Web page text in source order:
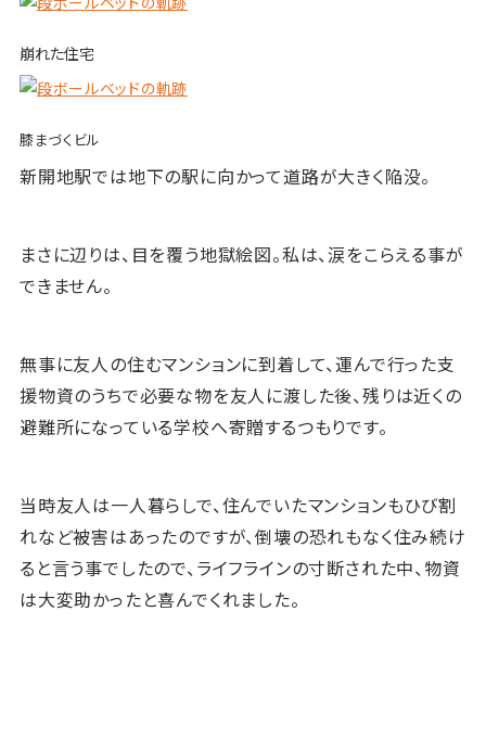
崩れた住宅
膝まづくビル
新開地駅では地下の駅に向かって道路が大きく陥没。
まさに辺りは、目を覆う地獄絵図。私は、涙をこらえる事が
できません。
無事に友人の住むマンションに到着して、運んで行った支
援物資のうちで必要な物を友人に渡した後、残りは近くの
避難所になっている学校へ寄贈するつもりです。
当時友人は一人暮らしで、住んでいたマンションもひび割
れなど被害はあったのですが、倒壊の恐れもなく住み続け
ると言う事でしたので、ライフラインの寸断された中、物資
は大変助かったと喜んでくれました。